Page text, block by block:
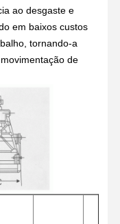
ao desgaste e
em baixos custos
tornando-a
de